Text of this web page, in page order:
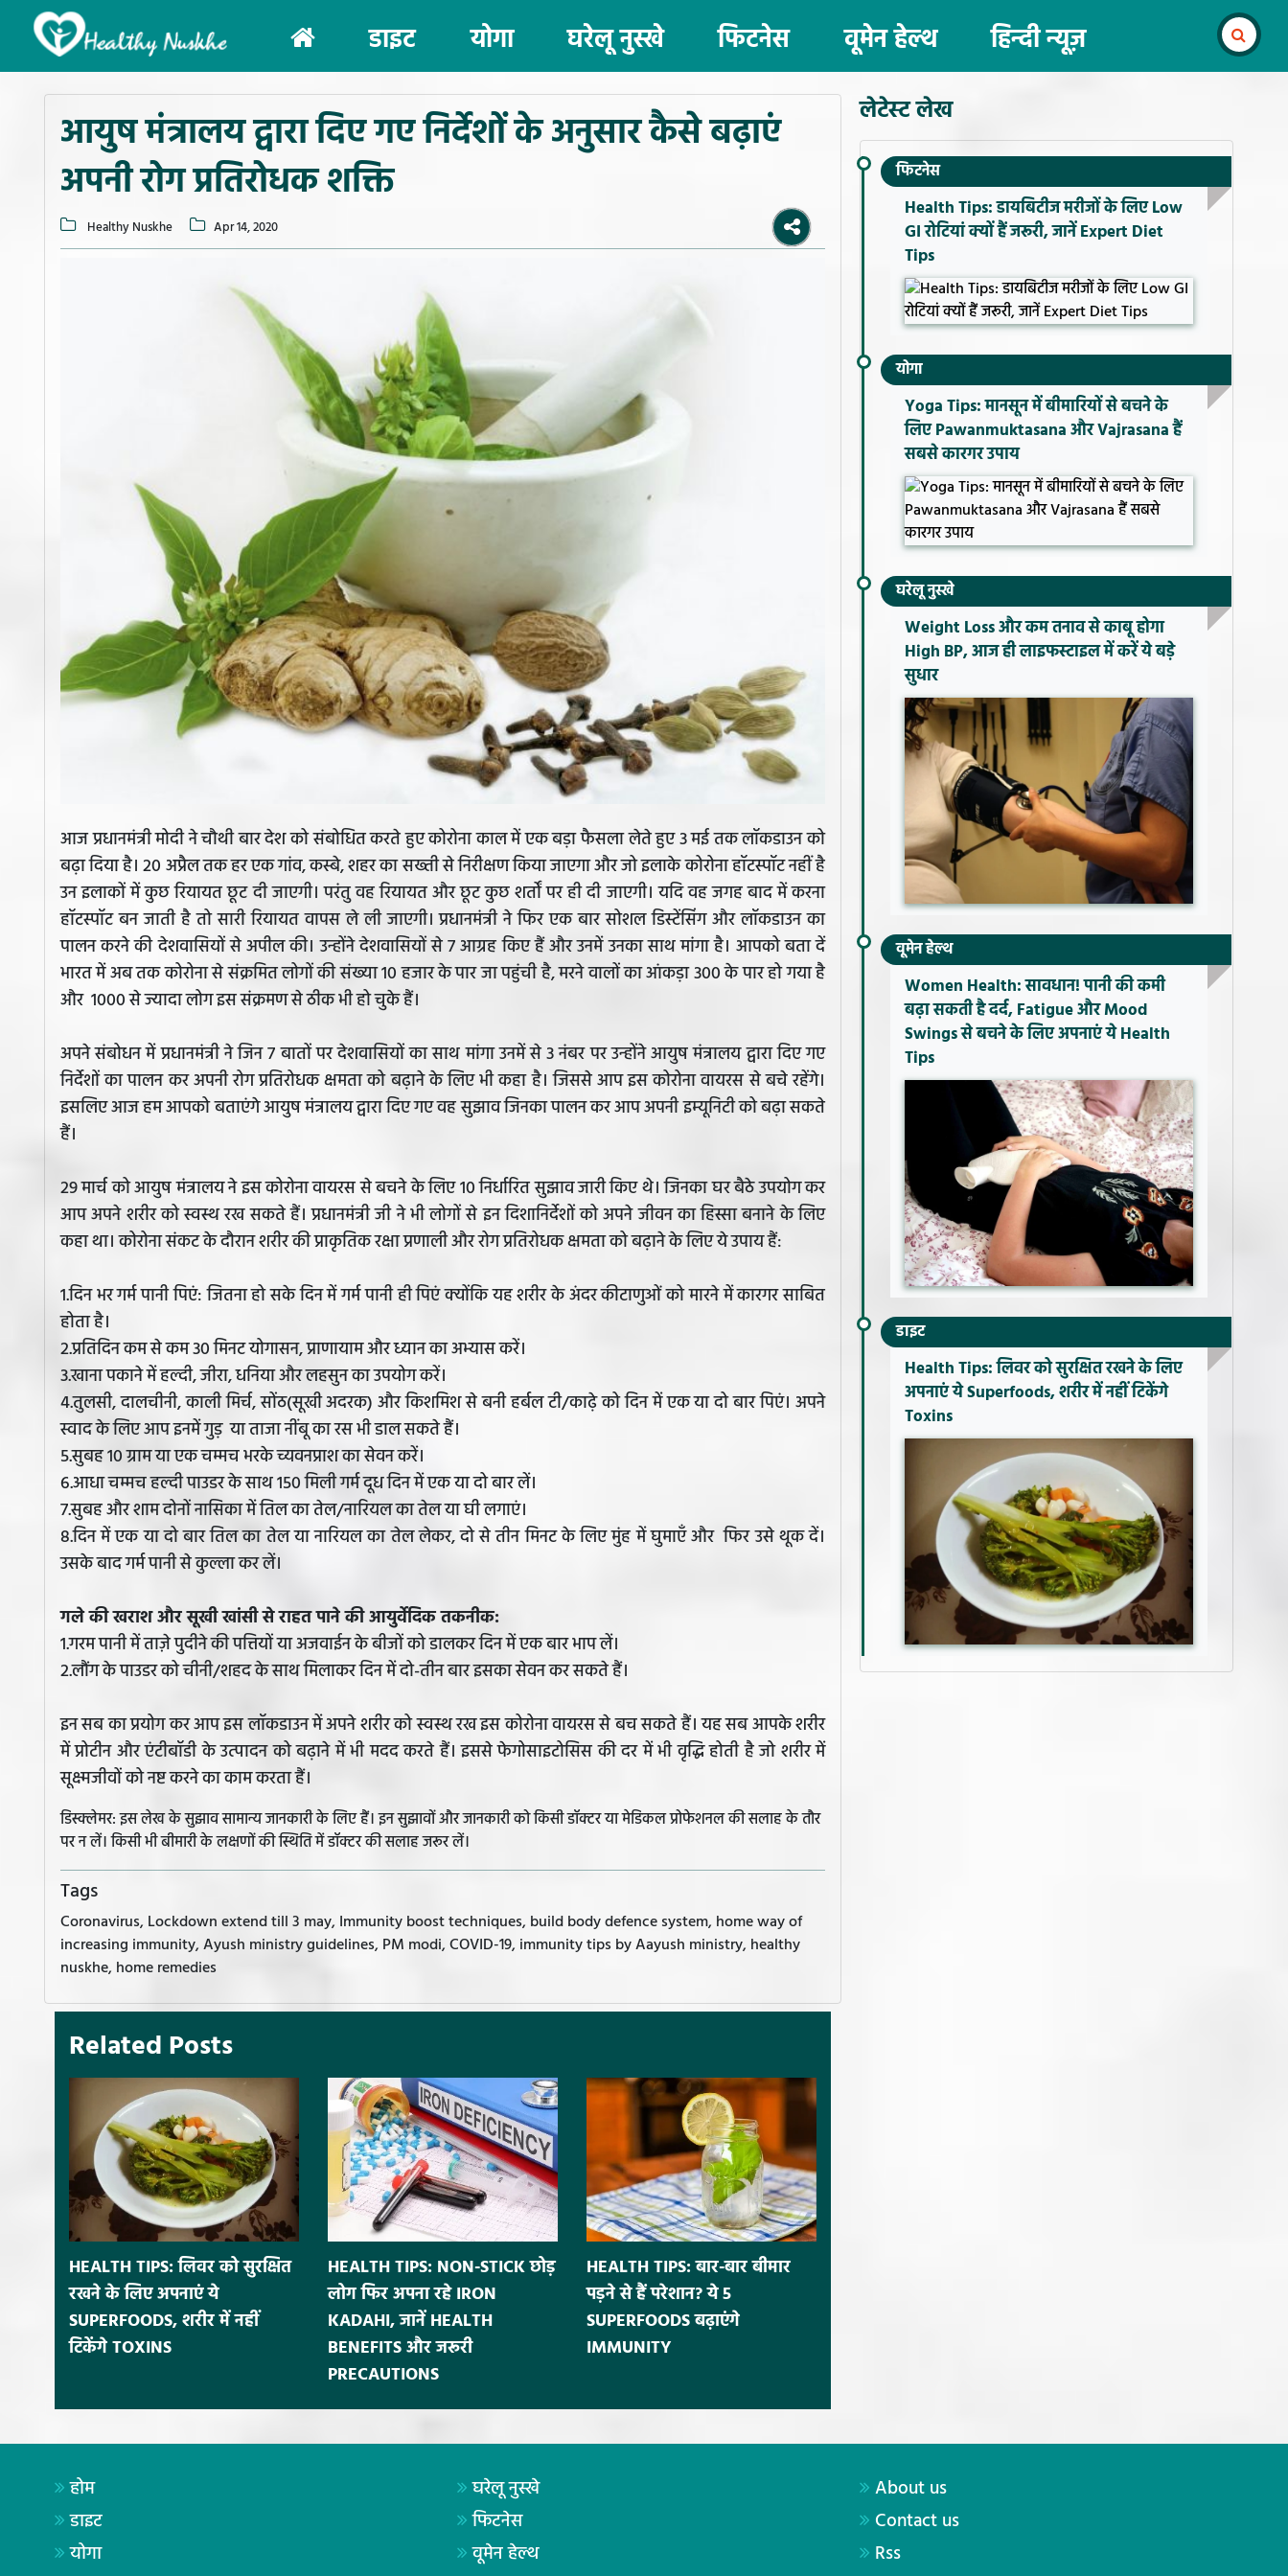
(current)
डाइट योगा घरेलू नुस्खे फिटनेस वूमेन हेल्थ हिन्दी न्यूज़
आयुष मंत्रालय द्वारा दिए गए निर्देशों के अनुसार कैसे बढ़ाएं
अपनी रोग प्रतिरोधक शक्ति
Healthy Nuskhe Apr 14, 2020
आज प्रधानमंत्री मोदी ने चौथी बार देश को संबोधित करते हुए कोरोना काल में एक बड़ा फैसला लेते हुए 3 मई तक लॉकडाउन को
बढ़ा दिया है। 20 अप्रैल तक हर एक गांव, कस्बे, शहर का सख्ती से निरीक्षण किया जाएगा और जो इलाके कोरोना हॉटस्पॉट नहीं है
उन इलाकों में कुछ रियायत छूट दी जाएगी। परंतु वह रियायत और छूट कुछ शर्तों पर ही दी जाएगी। यदि वह जगह बाद में करना
हॉटस्पॉट बन जाती है तो सारी रियायत वापस ले ली जाएगी। प्रधानमंत्री ने फिर एक बार सोशल डिस्टेंसिंग और लॉकडाउन का
पालन करने की देशवासियों से अपील की। उन्होंने देशवासियों से 7 आग्रह किए हैं और उनमें उनका साथ मांगा है। आपको बता दें
भारत में अब तक कोरोना से संक्रमित लोगों की संख्या 10 हजार के पार जा पहुंची है, मरने वालों का आंकड़ा 300 के पार हो गया है
और 1000 से ज्यादा लोग इस संक्रमण से ठीक भी हो चुके हैं।
अपने संबोधन में प्रधानमंत्री ने जिन 7 बातों पर देशवासियों का साथ मांगा उनमें से 3 नंबर पर उन्होंने आयुष मंत्रालय द्वारा दिए गए
निर्देशों का पालन कर अपनी रोग प्रतिरोधक क्षमता को बढ़ाने के लिए भी कहा है। जिससे आप इस कोरोना वायरस से बचे रहेंगे।
इसलिए आज हम आपको बताएंगे आयुष मंत्रालय द्वारा दिए गए वह सुझाव जिनका पालन कर आप अपनी इम्यूनिटी को बढ़ा सकते
हैं।
29 मार्च को आयुष मंत्रालय ने इस कोरोना वायरस से बचने के लिए 10 निर्धारित सुझाव जारी किए थे। जिनका घर बैठे उपयोग कर
आप अपने शरीर को स्वस्थ रख सकते हैं। प्रधानमंत्री जी ने भी लोगों से इन दिशानिर्देशों को अपने जीवन का हिस्सा बनाने के लिए
कहा था। कोरोना संकट के दौरान शरीर की प्राकृतिक रक्षा प्रणाली और रोग प्रतिरोधक क्षमता को बढ़ाने के लिए ये उपाय हैं:
1.दिन भर गर्म पानी पिएं: जितना हो सके दिन में गर्म पानी ही पिएं क्योंकि यह शरीर के अंदर कीटाणुओं को मारने में कारगर साबित
होता है।
2.प्रतिदिन कम से कम 30 मिनट योगासन, प्राणायाम और ध्यान का अभ्यास करें।
3.खाना पकाने में हल्दी, जीरा, धनिया और लहसुन का उपयोग करें।
4.तुलसी, दालचीनी, काली मिर्च, सोंठ(सूखी अदरक) और किशमिश से बनी हर्बल टी/काढ़े को दिन में एक या दो बार पिएं। अपने
स्वाद के लिए आप इनमें गुड़ या ताजा नींबू का रस भी डाल सकते हैं।
5.सुबह 10 ग्राम या एक चम्मच भरके च्यवनप्राश का सेवन करें।
6.आधा चम्मच हल्दी पाउडर के साथ 150 मिली गर्म दूध दिन में एक या दो बार लें।
7.सुबह और शाम दोनों नासिका में तिल का तेल/नारियल का तेल या घी लगाएं।
8.दिन में एक या दो बार तिल का तेल या नारियल का तेल लेकर, दो से तीन मिनट के लिए मुंह में घुमाएँ और फिर उसे थूक दें।
उसके बाद गर्म पानी से कुल्ला कर लें।
गले की खराश और सूखी खांसी से राहत पाने की आयुर्वेदिक तकनीक:
1.गरम पानी में ताज़े पुदीने की पत्तियों या अजवाईन के बीजों को डालकर दिन में एक बार भाप लें।
2.लौंग के पाउडर को चीनी/शहद के साथ मिलाकर दिन में दो-तीन बार इसका सेवन कर सकते हैं।
इन सब का प्रयोग कर आप इस लॉकडाउन में अपने शरीर को स्वस्थ रख इस कोरोना वायरस से बच सकते हैं। यह सब आपके शरीर
में प्रोटीन और एंटीबॉडी के उत्पादन को बढ़ाने में भी मदद करते हैं। इससे फेगोसाइटोसिस की दर में भी वृद्धि होती है जो शरीर में
सूक्ष्मजीवों को नष्ट करने का काम करता हैं।
डिस्क्लेमर: इस लेख के सुझाव सामान्य जानकारी के लिए हैं। इन सुझावों और जानकारी को किसी डॉक्टर या मेडिकल प्रोफेशनल की सलाह के तौर
पर न लें। किसी भी बीमारी के लक्षणों की स्थिति में डॉक्टर की सलाह जरूर लें।
Tags
Coronavirus, Lockdown extend till 3 may, Immunity boost techniques, build body defence system, home way of
increasing immunity, Ayush ministry guidelines, PM modi, COVID-19, immunity tips by Aayush ministry, healthy
nuskhe, home remedies
Related Posts
HEALTH TIPS: लिवर को सुरक्षित
रखने के लिए अपनाएं ये
SUPERFOODS, शरीर में नहीं
टिकेंगे TOXINS
HEALTH TIPS: NON-STICK छोड़
लोग फिर अपना रहे IRON
KADAHI, जानें HEALTH
BENEFITS और जरूरी
PRECAUTIONS
HEALTH TIPS: बार-बार बीमार
पड़ने से हैं परेशान? ये 5
SUPERFOODS बढ़ाएंगे
IMMUNITY
लेटेस्ट लेख
फिटनेस
Health Tips: डायबिटीज मरीजों के लिए Low
GI रोटियां क्यों हैं जरूरी, जानें Expert Diet
Tips
योगा
Yoga Tips: मानसून में बीमारियों से बचने के
लिए Pawanmuktasana और Vajrasana हैं
सबसे कारगर उपाय
घरेलू नुस्खे
Weight Loss और कम तनाव से काबू होगा
High BP, आज ही लाइफस्टाइल में करें ये बड़े
सुधार
वूमेन हेल्थ
Women Health: सावधान! पानी की कमी
बढ़ा सकती है दर्द, Fatigue और Mood
Swings से बचने के लिए अपनाएं ये Health
Tips
डाइट
Health Tips: लिवर को सुरक्षित रखने के लिए
अपनाएं ये Superfoods, शरीर में नहीं टिकेंगे
Toxins
होम
डाइट
योगा
घरेलू नुस्खे
फिटनेस
वूमेन हेल्थ
About us
Contact us
Rss